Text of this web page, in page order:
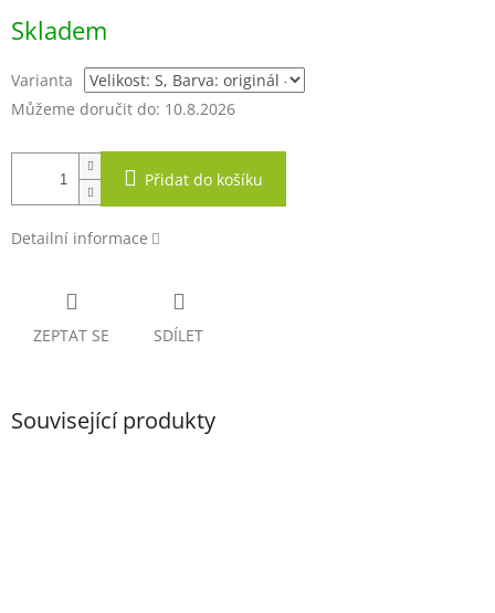
cena:
Skladem
Varianta
Můžeme doručit do: 10.8.2026
Přidat do košíku
Detailní informace
ZEPTAT SE SDÍLET
Související produkty